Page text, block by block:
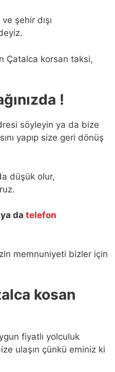
şehir dışı
Çatalca korsan taksi,
!
söyleyin ya da bize
yapıp size geri dönüş
düşük olur,
ya da telefon
memnuniyeti bizler için
kosan
fiyatlı yolculuk
ulaşın çünkü eminiz ki